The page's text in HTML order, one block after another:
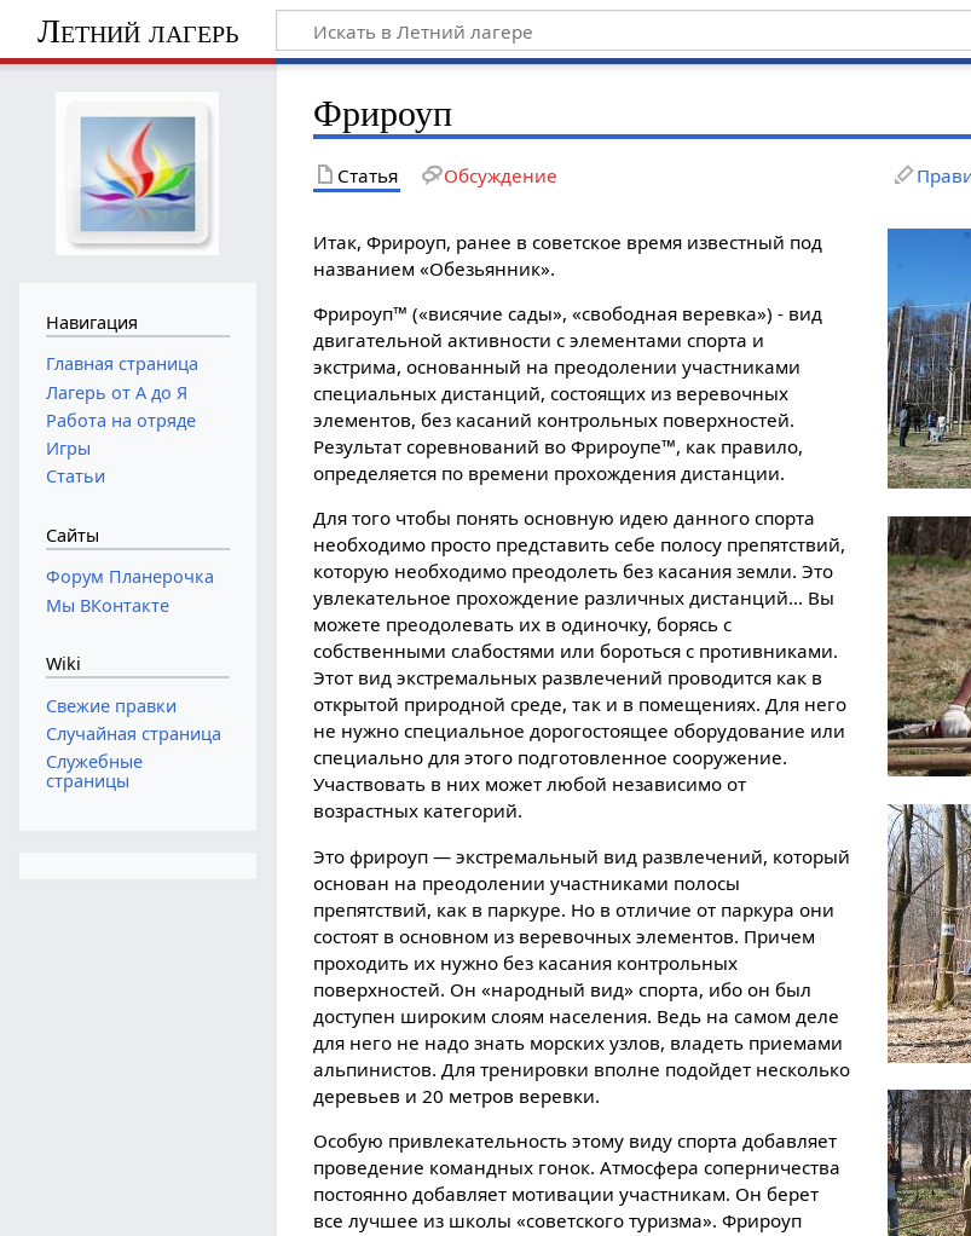
Летний лагерь
Фрироуп
Статья Обсуждение
Итак, Фрироуп, ранее в советское время известный под
названием «Обезьянник».
Фрироуп™ («висячие сады», «свободная веревка») - вид
двигательной активности с элементами спорта и
экстрима, основанный на преодолении участниками
специальных дистанций, состоящих из веревочных
элементов, без касаний контрольных поверхностей.
Результат соревнований во Фрироупе™, как правило,
определяется по времени прохождения дистанции.
Для того чтобы понять основную идею данного спорта
необходимо просто представить себе полосу препятствий,
которую необходимо преодолеть без касания земли. Это
увлекательное прохождение различных дистанций… Вы
можете преодолевать их в одиночку, борясь с
собственными слабостями или бороться с противниками.
Этот вид экстремальных развлечений проводится как в
открытой природной среде, так и в помещениях. Для него
не нужно специальное дорогостоящее оборудование или
специально для этого подготовленное сооружение.
Участвовать в них может любой независимо от
возрастных категорий.
Это фрироуп — экстремальный вид развлечений, который
основан на преодолении участниками полосы
препятствий, как в паркуре. Но в отличие от паркура они
состоят в основном из веревочных элементов. Причем
проходить их нужно без касания контрольных
поверхностей. Он «народный вид» спорта, ибо он был
доступен широким слоям населения. Ведь на самом деле
для него не надо знать морских узлов, владеть приемами
альпинистов. Для тренировки вполне подойдет несколько
деревьев и 20 метров веревки.
Особую привлекательность этому виду спорта добавляет
проведение командных гонок. Атмосфера соперничества
постоянно добавляет мотивации участникам. Он берет
все лучшее из школы «советского туризма». Фрироуп
Навигация
Главная страница
Лагерь от А до Я
Работа на отряде
Игры
Статьи
Сайты
Форум Планерочка
Мы ВКонтакте
Wiki
Свежие правки
Случайная страница
Служебные
страницы